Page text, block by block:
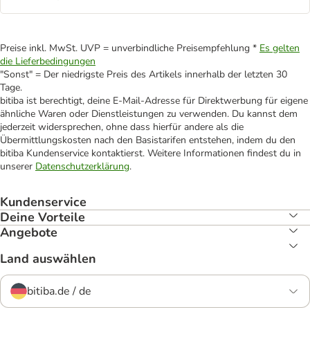
Preise inkl. MwSt. UVP = unverbindliche Preisempfehlung * Es gelten
die Lieferbedingungen
"Sonst" = Der niedrigste Preis des Artikels innerhalb der letzten 30
Tage.
bitiba ist berechtigt, deine E-Mail-Adresse für Direktwerbung für eigene
ähnliche Waren oder Dienstleistungen zu verwenden. Du kannst dem
jederzeit widersprechen, ohne dass hierfür andere als die
Übermittlungskosten nach den Basistarifen entstehen, indem du den
bitiba Kundenservice kontaktierst. Weitere Informationen findest du in
unserer Datenschutzerklärung.
Kundenservice
Deine Vorteile
Angebote
Land auswählen
bitiba.de / de